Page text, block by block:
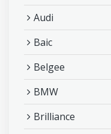
Audi
Baic
Belgee
BMW
Brilliance